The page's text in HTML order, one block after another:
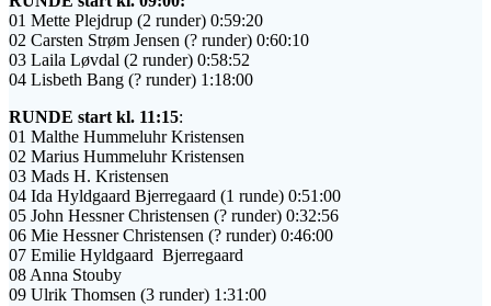
01 Mette Plejdrup (2 runder) 0:59:20
02 Carsten Strøm Jensen (? runder) 0:60:10
03 Laila Løvdal (2 runder) 0:58:52
04 Lisbeth Bang (? runder) 1:18:00
RUNDE start kl. 11:15:
01 Malthe Hummeluhr Kristensen
02 Marius Hummeluhr Kristensen
03 Mads H. Kristensen
04 Ida Hyldgaard Bjerregaard (1 runde) 0:51:00
05 John Hessner Christensen (? runder) 0:32:56
06 Mie Hessner Christensen (? runder) 0:46:00
07 Emilie Hyldgaard Bjerregaard
08 Anna Stouby
09 Ulrik Thomsen (3 runder) 1:31:00